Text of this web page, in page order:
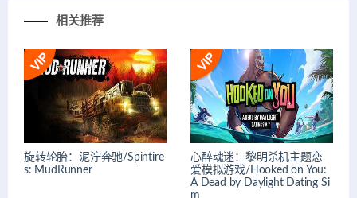
相关推荐
旋转轮胎：泥泞奔驰/Spintire
s: MudRunner
心醉魂迷：黎明杀机主题恋
爱模拟游戏/Hooked on You:
A Dead by Daylight Dating Si